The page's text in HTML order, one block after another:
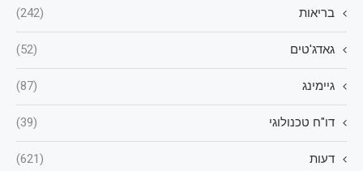
בריאות (242)
גאדג'טים (52)
גיימינג (87)
דו"ח טכנולוגי (39)
דעות (621)